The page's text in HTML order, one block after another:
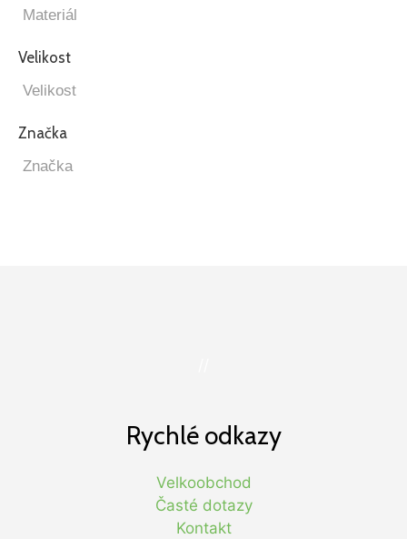
Velikost
Značka
Rychlé odkazy
Velkoobchod
Časté dotazy
Kontakt